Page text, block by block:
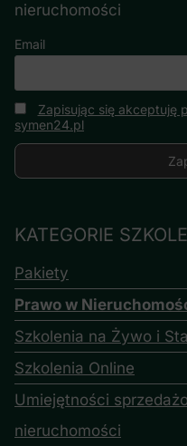
nieruchomości
Email
Zapisując się akceptuję
symen24.pl
KATEGORIE
Pakiety
Prawo w
Szkolenia na Żywo i
Szkolenia Online
Umiejętności
nieruchomości